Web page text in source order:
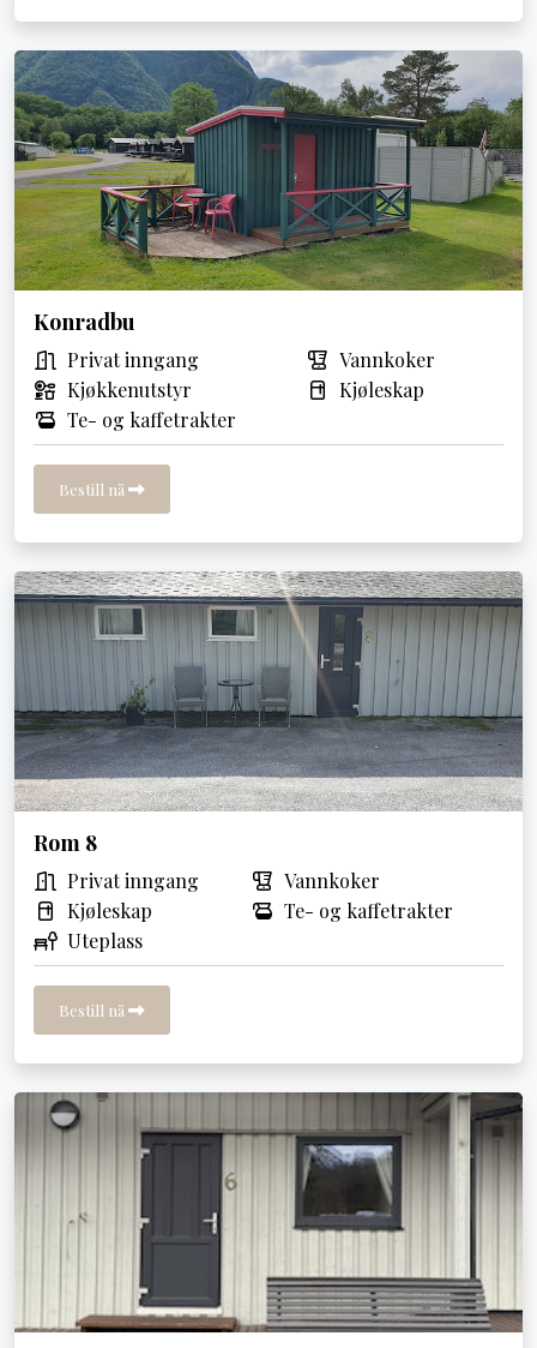
Konradbu
Privat inngang
Vannkoker
Kjøkkenutstyr
Kjøleskap
Te- og kaffetrakter
Bestill nå
Rom 8
Privat inngang
Vannkoker
Kjøleskap
Te- og kaffetrakter
Uteplass
Bestill nå